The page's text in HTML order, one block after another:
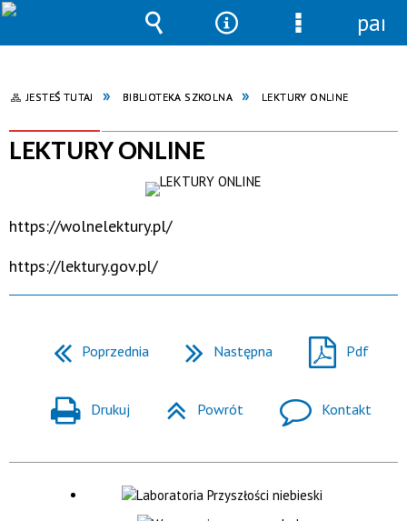
JESTEŚ TUTAJ BIBLIOTEKA SZKOLNA LEKTURY ONLINE
LEKTURY ONLINE
https://wolnelektury.pl/
https://lektury.gov.pl/
Poprzednia Następna Pdf
Drukuj Powrót Kontakt
Wyszukiwarka
NarzędziaMenu